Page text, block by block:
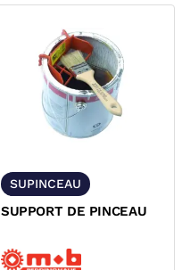
SUPINCEAU
SUPPORT DE PINCEAU